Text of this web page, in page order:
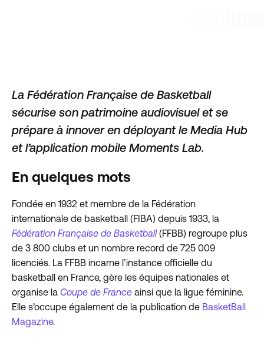
La Fédération Française de Basketball
sécurise son patrimoine audiovisuel et se
prépare à innover en déployant le Media Hub
et l’application mobile Moments Lab.
En quelques mots
Fondée en 1932 et membre de la Fédération
internationale de basketball (FIBA) depuis 1933, la
Fédération Française de Basketball(FFBB) regroupe plus
de 3 800 clubs et un nombre record de 725 009
licenciés. La FFBB incarne l’instance officielle du
basketball en France, gère les équipes nationales et
organise la Coupe de France ainsi que la ligue féminine.
Elle s’occupe également de la publication de BasketBall
Magazine.